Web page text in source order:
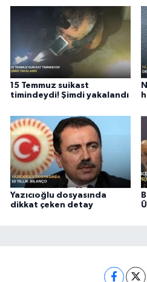
15 Temmuz suikast
timindeydi! Şimdi yakalandı
Yazıcıoğlu dosyasında
dikkat çeken detay